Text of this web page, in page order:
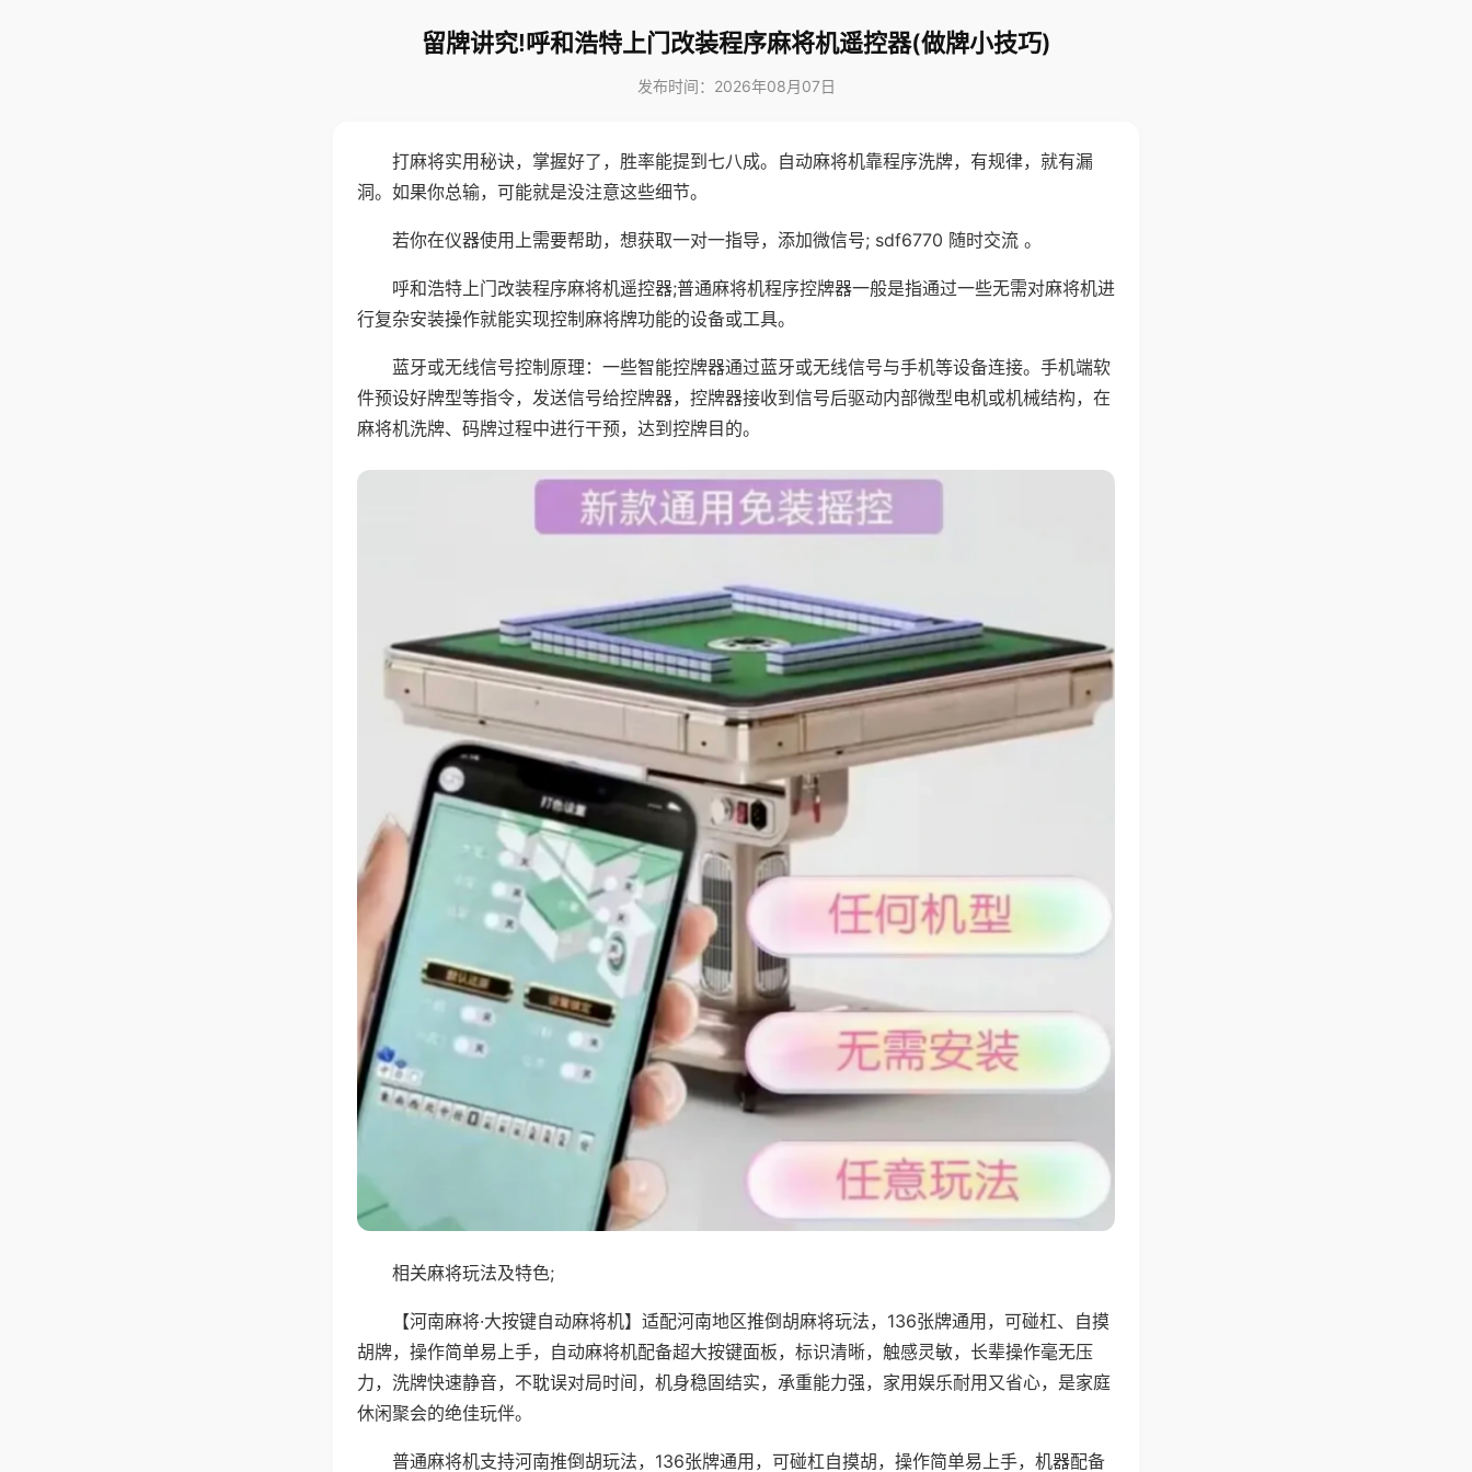
留牌讲究!呼和浩特上门改装程序麻将机遥控器(做牌小技巧)
发布时间：2026年08月07日
打麻将实用秘诀，掌握好了，胜率能提到七八成。自动麻将机靠程序洗牌，有规律，就有漏
洞。如果你总输，可能就是没注意这些细节。
若你在仪器使用上需要帮助，想获取一对一指导，添加微信号; sdf6770 随时交流 。
呼和浩特上门改装程序麻将机遥控器;普通麻将机程序控牌器一般是指通过一些无需对麻将机进
行复杂安装操作就能实现控制麻将牌功能的设备或工具。
蓝牙或无线信号控制原理：一些智能控牌器通过蓝牙或无线信号与手机等设备连接。手机端软
件预设好牌型等指令，发送信号给控牌器，控牌器接收到信号后驱动内部微型电机或机械结构，在
麻将机洗牌、码牌过程中进行干预，达到控牌目的。
相关麻将玩法及特色;
【河南麻将·大按键自动麻将机】适配河南地区推倒胡麻将玩法，136张牌通用，可碰杠、自摸
胡牌，操作简单易上手，自动麻将机配备超大按键面板，标识清晰，触感灵敏，长辈操作毫无压
力，洗牌快速静音，不耽误对局时间，机身稳固结实，承重能力强，家用娱乐耐用又省心，是家庭
休闲聚会的绝佳玩伴。
普通麻将机支持河南推倒胡玩法，136张牌通用，可碰杠自摸胡，操作简单易上手，机器配备